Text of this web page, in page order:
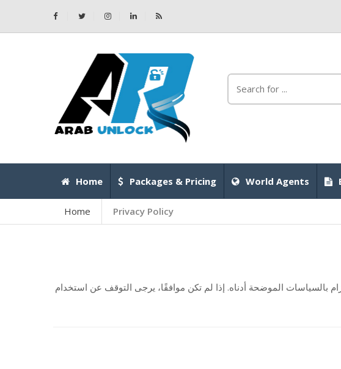
Home Packages & Pricing World Agents
Home Privacy Policy
بالسياسات الموضحة أدناه. إذا لم تكن موافقًا، يرجى التوقف عن استخدام